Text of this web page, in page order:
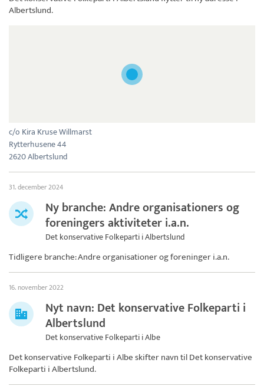
Albertslund.
c/o Kira Kruse Willmarst
Rytterhusene 44
2620 Albertslund
31. december 2024
Ny branche: Andre organisationers og
foreningers aktiviteter i.a.n.
Det konservative Folkeparti i Albertslund
Tidligere branche: Andre organisationer og foreninger i.a.n.
16. november 2022
Nyt navn: Det konservative Folkeparti i
Albertslund
Det konservative Folkeparti i Albe
Det konservative Folkeparti i Albe skifter navn tilDet konservative
Folkeparti i Albertslund.